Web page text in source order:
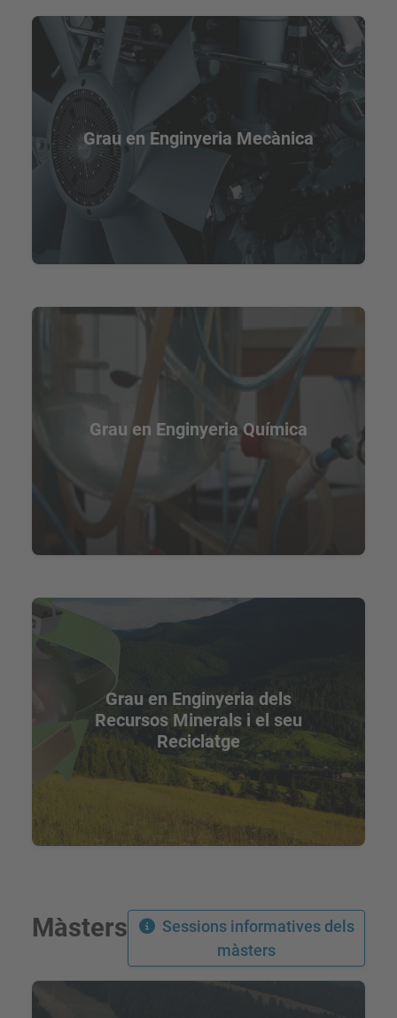
Grau en Enginyeria Mecànica
Grau en Enginyeria Química
Grau en Enginyeria dels
Recursos Minerals i el seu
Reciclatge
Màsters
Sessions informatives dels
màsters